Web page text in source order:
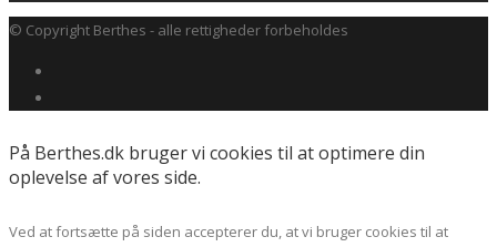
© Copyright Berthes - alle rettigheder forbeholdes
På Berthes.dk bruger vi cookies til at optimere din
oplevelse af vores side.
Ved at fortsætte på siden accepterer du, at vi bruger cookies til at